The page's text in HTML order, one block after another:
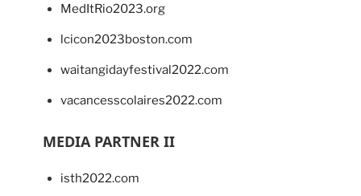
MedItRio2023.org
lcicon2023boston.com
waitangidayfestival2022.com
vacancesscolaires2022.com
MEDIA PARTNER II
isth2022.com